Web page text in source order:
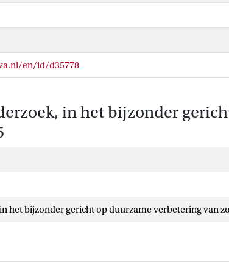
en/id/d35778
in het bijzonder
het bijzonder gericht op duurzame verbetering van